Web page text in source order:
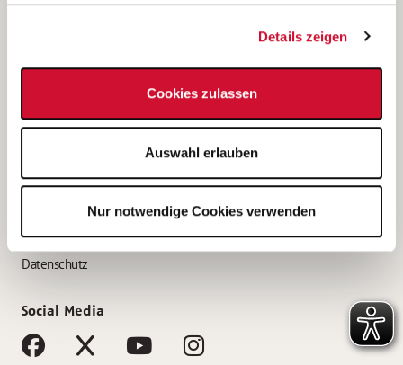
Details zeigen
Cookies zulassen
Auswahl erlauben
Nur notwendige Cookies verwenden
Bewerbung als Altenpflegehelfer*in
Bewerbung als Erzieher*in
AWO Gliederungen nach Bundesland
Impressum
Datenschutz
Social Media